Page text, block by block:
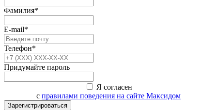
Фамилия*
E-mail*
Телефон*
Придумайте пароль
Я согласен
с правилами поведения на сайте Максидом
Зарегистрироваться